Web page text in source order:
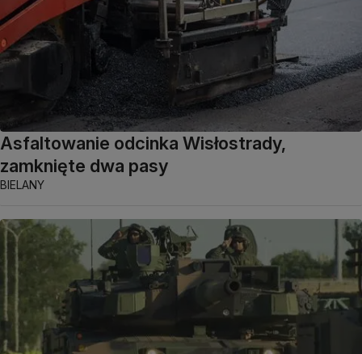
Asfaltowanie odcinka Wisłostrady,
zamknięte dwa pasy
BIELANY